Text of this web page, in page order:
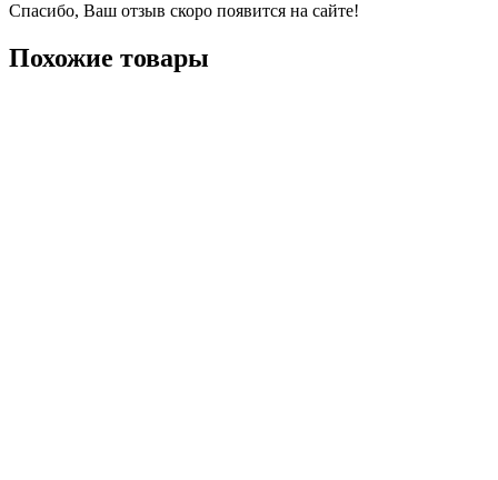
Спасибо, Ваш отзыв скоро появится на сайте!
Похожие товары